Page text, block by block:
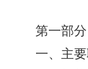
第一部分
一、 主